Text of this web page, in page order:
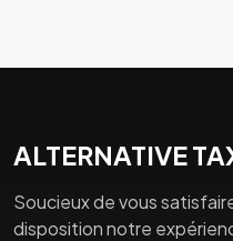
ALTERNATIVE
Soucieux de vous
disposition notre